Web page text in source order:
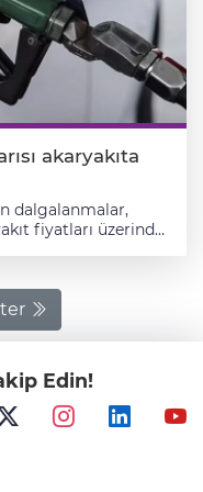
zam
verilen
gece
akaryakıta
dalgalanmalar,
fiyatları üzerinde
seviyelerine çıktı ve
yönlü baskı
olarak
zam daha geliyor.
40 kuruş zam
ise 61,70 liraya
Edin!